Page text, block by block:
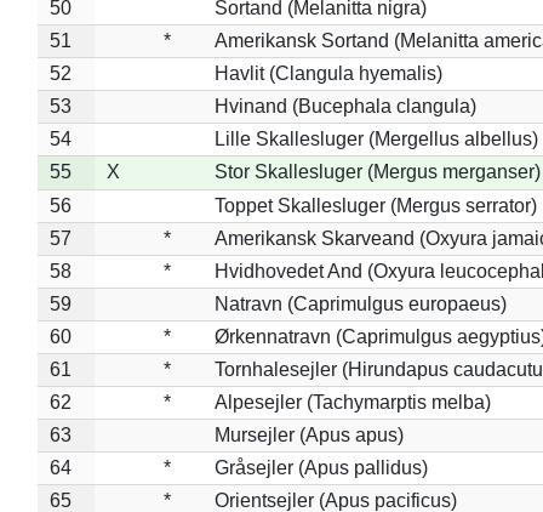
50
Sortand (Melanitta nigra)
51
*
Amerikansk Sortand (Melanitta
52
Havlit (Clangula hyemalis)
53
Hvinand (Bucephala clangula)
54
Lille Skallesluger (Mergellus albellus)
55
X
Stor Skallesluger (Mergus merganser)
56
Toppet Skallesluger (Mergus serrator)
57
*
Amerikansk Skarveand (Oxyura
58
*
Hvidhovedet And (Oxyura
59
Natravn (Caprimulgus europaeus)
60
*
Ørkennatravn (Caprimulgus
61
*
Tornhalesejler (Hirundapus
62
*
Alpesejler (Tachymarptis melba)
63
Mursejler (Apus apus)
64
*
Gråsejler (Apus pallidus)
65
*
Orientsejler (Apus pacificus)